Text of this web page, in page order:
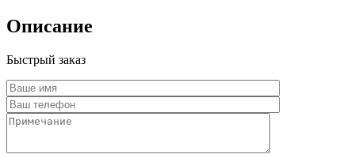
Описание
Быстрый заказ